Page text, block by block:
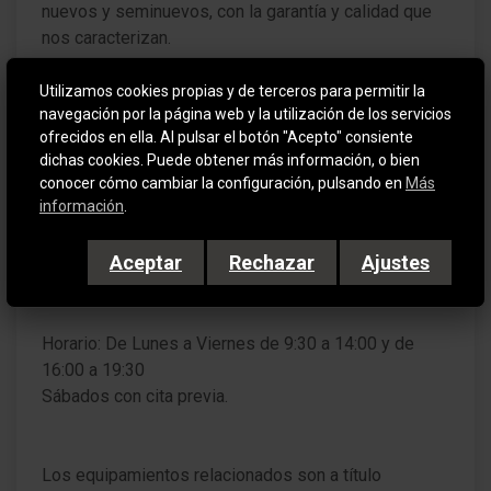
Encendido automático de luces
Asistente a la conducción: Reconocimiento de
señales de tráfico
Pilotos traseros LED
3. Luces de freno
Sensor de luz y lluvia
Luz de día LED
Limpiaparabrisas con Sensor de lluvia
Lunas tintado
Dispositivo manos libres Bluetooth
nuevos y seminuevos, con la garantía y calidad que
entrega inmediata.
• Garantía mínima
12 meses.
• Certificación de
Kilómetros.
• Historial de
Mantenimientos.
ausencia de golpe
estructural.
• Aceptamos tu
coche como parte de
pago bajo previa
Horario: De Lunes a Viernes de 9:30 a 14:00 y de
16:00 a 19:30
Sábados con cita previa.
Los equipamientos relacionados son a título
Utilizamos cookies propias y de terceros para permitir la
navegación por la página web y la utilización de los servicios
ofrecidos en ella. Al pulsar el botón "Acepto" consiente
dichas cookies. Puede obtener más información, o bien
conocer cómo cambiar la configuración, pulsando en Más
información
Aceptar Rechazar Ajustes